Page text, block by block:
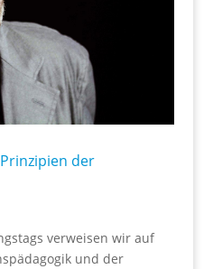
der
verweisen wir auf
und der